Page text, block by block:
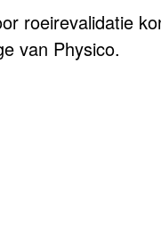
roeirevalidatie
van Physico.